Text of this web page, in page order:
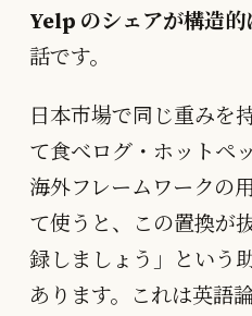
Yelp のシェアが構造的
話です。
日本市場で同じ重みを
て食べログ・ホットペ
海外フレームワークの
て使うと、この置換が
録しましょう」という
あります。これは英語